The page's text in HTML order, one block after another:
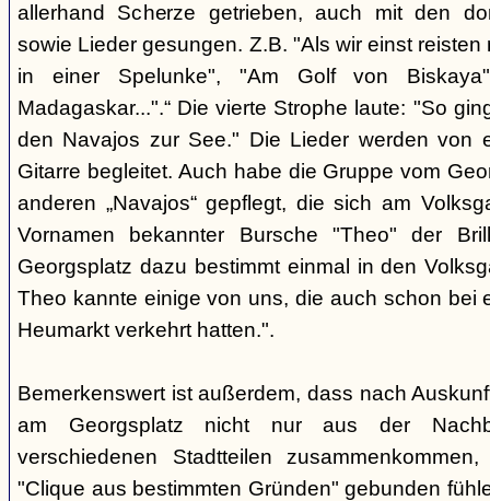
allerhand Scherze getrieben, auch mit den
sowie Lieder gesungen. Z.B. "Als wir einst
in einer Spelunke", "Am Golf von
Madagaskar...".“ Die vierte Strophe laute: "So
den Navajos zur See." Die Lieder werden von
Gitarre begleitet. Auch habe die Gruppe vom
anderen „Navajos“ gepflegt, die sich am
Vornamen bekannter Bursche "Theo" der
Georgsplatz dazu bestimmt einmal in den
Theo kannte einige von uns, die auch schon bei
Heumarkt verkehrt hatten.".
Bemerkenswert ist außerdem, dass nach
am Georgsplatz nicht nur aus der
verschiedenen Stadtteilen
"Clique aus bestimmten Gründen" gebunden